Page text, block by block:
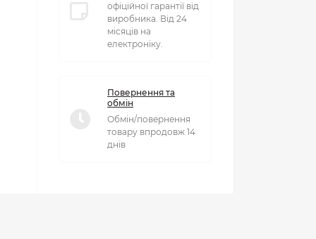
офіційної гарантії від
виробника. Від 24
місяців на
електроніку.
Повернення та
обмін
Обмін/повернення
товару впродовж 14
днів